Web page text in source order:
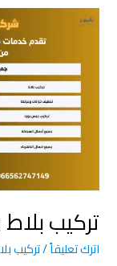
تركيب
اترك تعليقاً/تركيب
تركيب